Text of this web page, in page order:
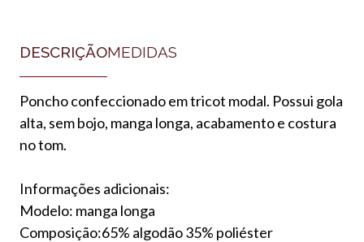
DESCRIÇÃOMEDIDAS
Poncho confeccionado em tricot modal. Possui gola
alta, sem bojo, manga longa, acabamento e costura
no tom.
Informações adicionais:
Modelo: manga longa
Composição:65% algodão 35% poliéster